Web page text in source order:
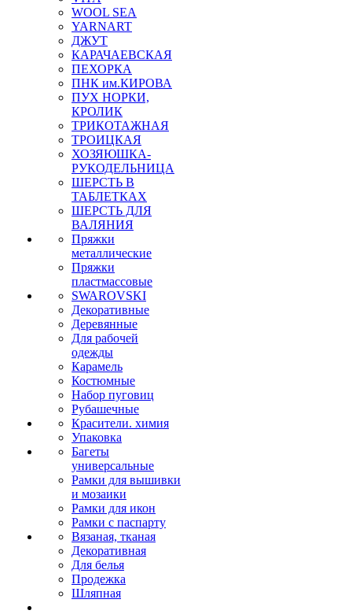
WOOL SEA
YARNART
ДЖУТ
КАРАЧАЕВСКАЯ
ПЕХОРКА
ПНК им.КИРОВА
ПУХ НОРКИ,
КРОЛИК
ТРИКОТАЖНАЯ
ТРОИЦКАЯ
ХОЗЯЮШКА-
РУКОДЕЛЬНИЦА
ШЕРСТЬ В
ТАБЛЕТКАХ
ШЕРСТЬ ДЛЯ
ВАЛЯНИЯ
Пряжки
металлические
Пряжки
пластмассовые
SWAROVSKI
Декоративные
Деревянные
Для рабочей
одежды
Карамель
Костюмные
Набор пуговиц
Рубашечные
Красители. химия
Упаковка
Багеты
универсальные
Рамки для вышивки
и мозаики
Рамки для икон
Рамки с паспарту
Вязаная, тканая
Декоративная
Для белья
Продежка
Шляпная